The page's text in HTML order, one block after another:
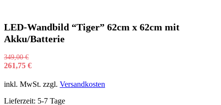
LED-Wandbild “Tiger” 62cm x 62cm mit
Akku/Batterie
349,00€
261,75 €
inkl. MwSt. zzgl. Versandkosten
Lieferzeit: 5-7 Tage